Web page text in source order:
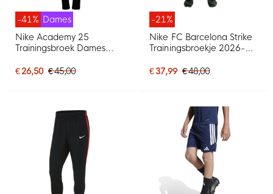
-41% Dames
Nike Academy 25
Trainingsbroek Dames
€ 26,50 € 45,00
-21%
Nike FC Barcelona Strike
Trainingsbroekje 2026-
Geel
€ 37,99 € 48,00